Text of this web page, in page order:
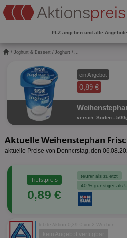
PLZ angeben und alle
/ Joghurt & Dessert / Joghurt / ...
ein Angebot
0,89 €
versch. Sorten -
Aktuelle Weihenstephan
aktuelle Preise von Donnerstag, den
Tiefstpreis
0,89 €
teurer als zuletzt
40 % günstiger als
letzte Aktion 0,89 € vor 2 Wochen
kein Angebot verfügbar